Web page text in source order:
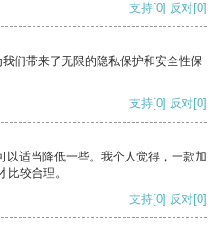
支持[0] 反对[0]
们带来了无限的隐私保护和安全性保
支持[0] 反对[0]
以适当降低一些。我个人觉得，一款加
比较合理。
支持[0] 反对[0]